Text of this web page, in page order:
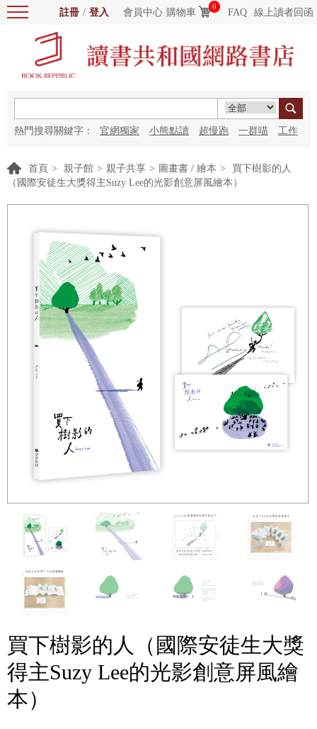
註冊 / 登入 會員中心 購物車
0
FAQ 線上讀者回函
熱門搜尋關鍵字： 官網獨家 小熊點讀 超慢跑 一群喵 工作
首頁 > 親子館 > 親子共享 > 圖畫書 / 繪本 >
買下樹影的人
（國際安徒生大獎得主Suzy Lee的光影創意屏風繪本）
買下樹影的人（國際安徒生大獎
得主Suzy Lee的光影創意屏風繪
本）